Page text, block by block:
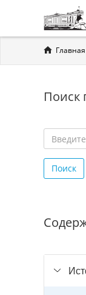
Вы
здесь
Главная
Поиск
строку
для
Поиск